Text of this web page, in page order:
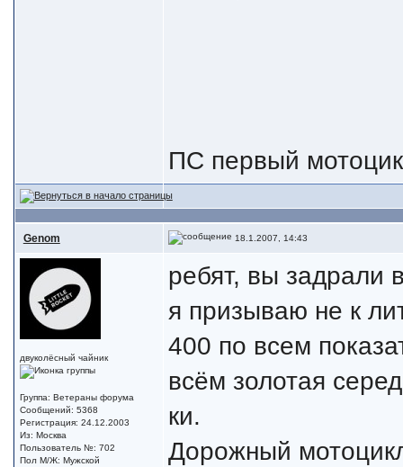
ПС первый
Genom 18.1.2007, 14:43
двуколёсный чайник
Группа: Ветераны форума
Сообщений: 5368
Регистрация: 24.12.2003
Из: Москва
Пользователь №: 702
Пол М/Ж: Мужской
ребят, вы задрали
я призываю не к
400 по всем
всём золотая
ки.
Дорожный